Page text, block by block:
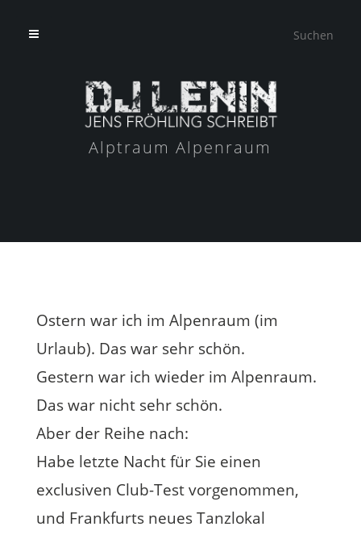
Alptraum Alpenraum
Ostern war ich im Alpenraum (im
Urlaub). Das war sehr schön.
Gestern war ich wieder im Alpenraum.
Das war nicht sehr schön.
Aber der Reihe nach:
Habe letzte Nacht für Sie einen
exclusiven Club-Test vorgenommen,
und Frankfurts neues Tanzlokal